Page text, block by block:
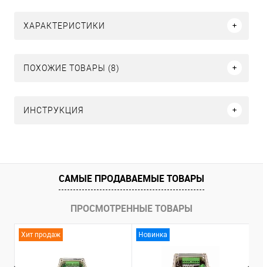
ХАРАКТЕРИСТИКИ
ПОХОЖИЕ ТОВАРЫ (8)
ИНСТРУКЦИЯ
САМЫЕ ПРОДАВАЕМЫЕ ТОВАРЫ
ПРОСМОТРЕННЫЕ ТОВАРЫ
Хит продаж Новинка